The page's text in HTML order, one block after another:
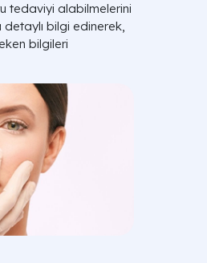
tedaviyi alabilmelerini
bilgi edinerek,
bilgileri